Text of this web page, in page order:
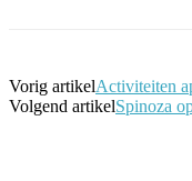
Vorig artikelActiviteiten
Volgend artikelSpinoza